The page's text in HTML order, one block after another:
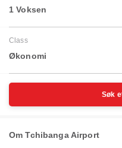
1 Voksen
Class
Økonomi
Søk
Om Tchibanga Airport